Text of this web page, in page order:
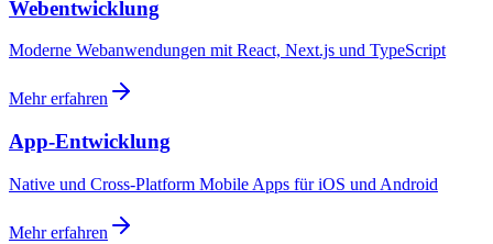
Webentwicklung
Moderne Webanwendungen mit React, Next.js und TypeScript
Mehr erfahren
App-Entwicklung
Native und Cross-Platform Mobile Apps für iOS und Android
Mehr erfahren